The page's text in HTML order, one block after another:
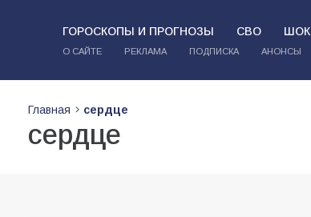
ГОРОСКОПЫ И ПРОГНОЗЫ СВО ШОК
О САЙТЕ РЕКЛАМА ПОДПИСКА АНОНСЫ
Главная сердце
сердце